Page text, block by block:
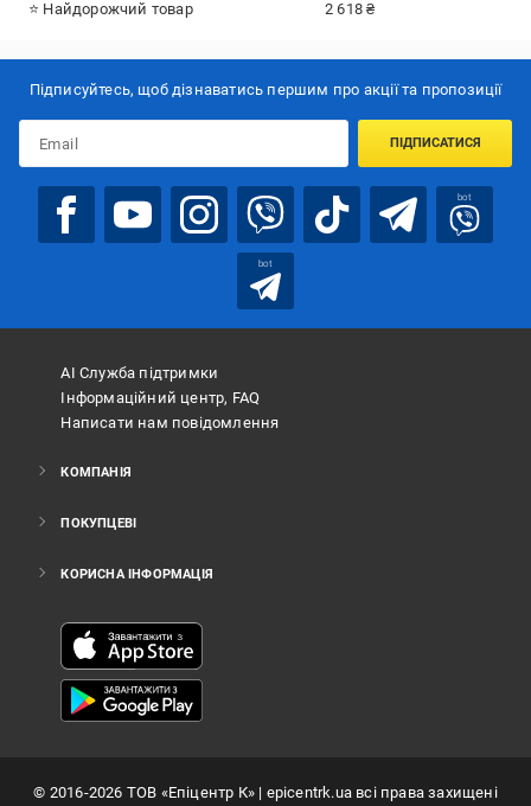
⭐ Найдорожчий товар 2 618 ₴
Підписуйтесь, щоб дізнаватись першим про акції та пропозиції
ПІДПИСАТИСЯ
bot
bot
АІ Служба підтримки
Інформаційний центр, FAQ
Написати нам повідомлення
КОМПАНІЯ
ПОКУПЦЕВІ
КОРИСНА ІНФОРМАЦІЯ
© 2016-2026 ТОВ «Епіцентр К»| epicentrk.ua всі права захищені